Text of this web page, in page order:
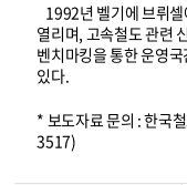
1992년 벨기에 브뤼
열리며, 고속철도 관련
벤치마킹을 통한 운영
있다.
* 보도자료 문의 : 한국
3517)